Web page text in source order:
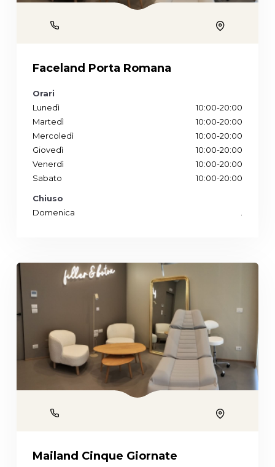
Faceland Porta Romana
Orari
Lunedì
10:00-20:00
Martedì
10:00-20:00
Mercoledì
10:00-20:00
Giovedì
10:00-20:00
Venerdì
10:00-20:00
Sabato
10:00-20:00
Chiuso
Domenica
.
Mailand Cinque Giornate